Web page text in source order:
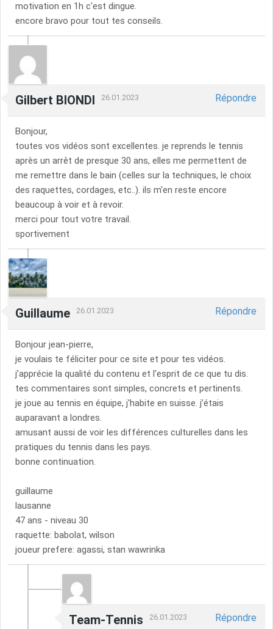
motivation en 1h c'est dingue.
encore bravo pour tout tes conseils.
Gilbert BIONDI 26.01.2023 Répondre
Bonjour,
toutes vos vidéos sont excellentes. je reprends le tennis
après un arrêt de presque 30 ans, elles me permettent de
me remettre dans le bain (celles sur la techniques, le choix
des raquettes, cordages, etc..). ils m'en reste encore
beaucoup à voir et à revoir.
merci pour tout votre travail.
sportivement
Guillaume 26.01.2023 Répondre
Bonjour jean-pierre,
je voulais te féliciter pour ce site et pour tes vidéos.
j’apprécie la qualité du contenu et l'esprit de ce que tu dis.
tes commentaires sont simples, concrets et pertinents.
je joue au tennis en équipe, j'habite en suisse. j’étais
auparavant a londres.
amusant aussi de voir les différences culturelles dans les
pratiques du tennis dans les pays.
bonne continuation.
guillaume
lausanne
47 ans - niveau 30
raquette: babolat, wilson
joueur prefere: agassi, stan wawrinka
Team-Tennis 26.01.2023 Répondre